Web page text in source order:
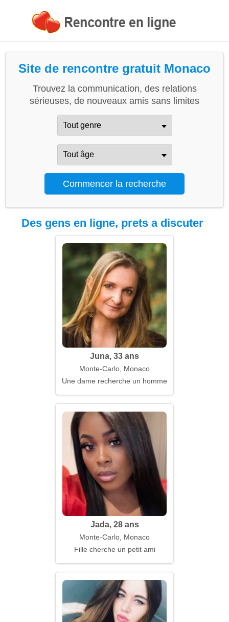
Site de rencontre gratuit Monaco
Trouvez la communication, des relations
sérieuses, de nouveaux amis sans limites
Des gens en ligne, prets a discuter
Juna, 33 ans
Monte-Carlo, Monaco
Une dame recherche un homme qui sait aimer
Jada, 28 ans
Monte-Carlo, Monaco
Fille cherche un petit ami